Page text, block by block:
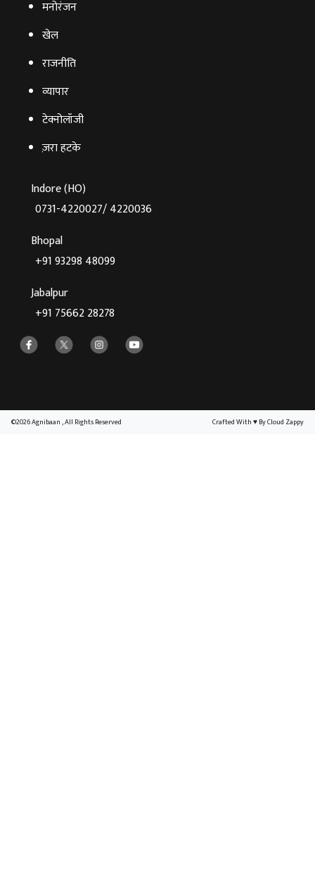
मनोरंजन
खेल
राजनीति
व्‍यापार
टेक्‍नोलॉजी
ज़रा हटके
Indore (HO)
0731-4220027/ 4220036
Bhopal
+91 93298 48099
Jabalpur
+91 75662 28278
©2026 Agnibaan , All Rights Reserved Crafted With♥By Cloud Zappy